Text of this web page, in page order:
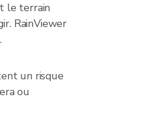
le terrain
RainViewer
un risque
ou